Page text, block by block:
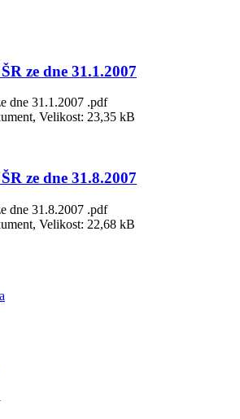
ze dne 31.1.2007
dne 31.1.2007 .pdf
Velikost: 23,35 kB
ze dne 31.8.2007
dne 31.8.2007 .pdf
Velikost: 22,68 kB